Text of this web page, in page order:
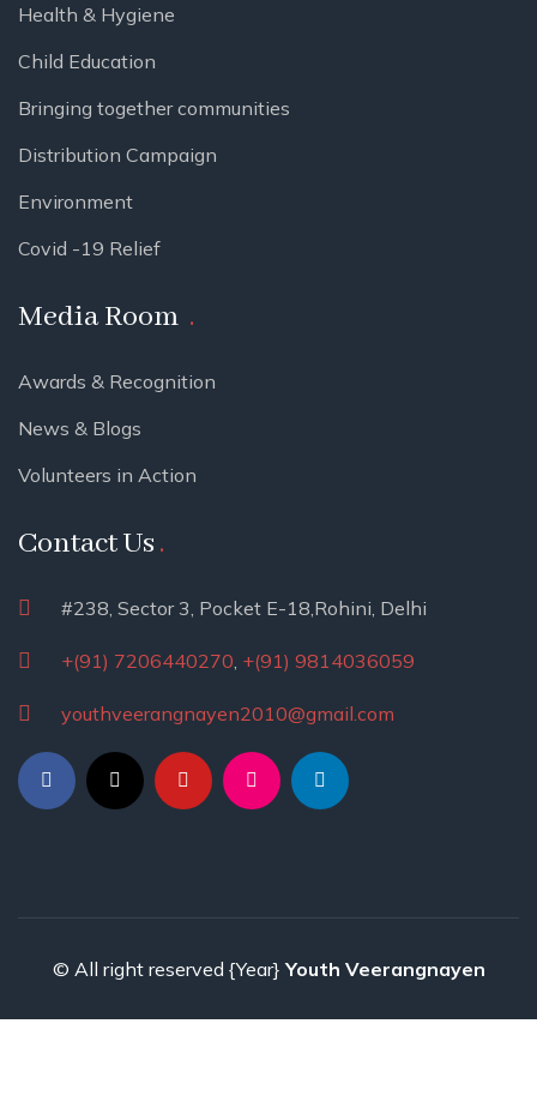
Health & Hygiene
Child Education
Bringing together communities
Distribution Campaign
Environment
Covid -19 Relief
Media Room
Awards & Recognition
News & Blogs
Volunteers in Action
Contact Us
#238, Sector 3, Pocket E-18,Rohini, Delhi
+(91) 7206440270 +(91) 9814036059
youthveerangnayen2010@gmail.com
© All right reserved {Year} Youth Veerangnayen